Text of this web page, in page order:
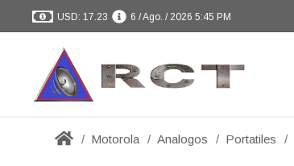
USD: 17.23 6 / Ago. / 2026 5:45 PM
Motorola Analogos Portatiles